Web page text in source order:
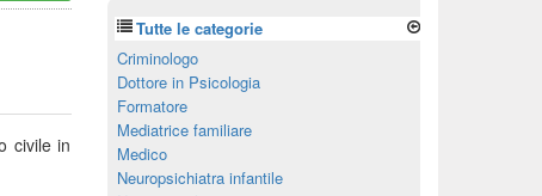
civile in
Tutte le categorie
Criminologo
Dottore in Psicologia
Formatore
Mediatrice familiare
Medico
Neuropsichiatra infantile